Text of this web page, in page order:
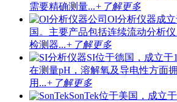
需要精确测量...+了解更多
Ol分析仪器成
国。主要产品包括连续流动分析
检测器...+了解更多
SI位于德国，成立于
在测量pH，溶解氧及导电性方面
用...+了解更多
SonTek位于美国，成立